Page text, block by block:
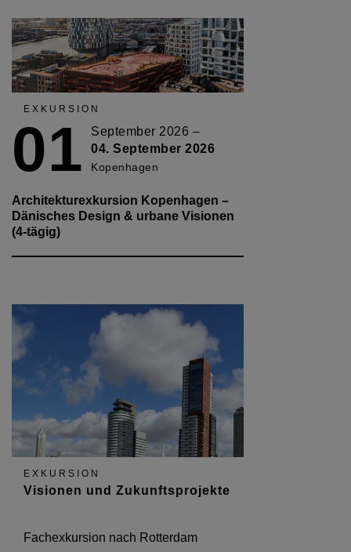
EXKURSION
01
September 2026 –
04. September 2026
Kopenhagen
Architekturexkursion Kopenhagen –
Dänisches Design & urbane Visionen
(4-tägig)
EXKURSION
Visionen und Zukunftsprojekte
Fachexkursion nach Rotterdam